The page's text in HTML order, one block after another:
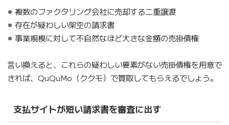
複数のファクタリング会社に売却する二重譲渡
存在が疑わしい架空の請求書
事業規模に対して不自然なほど大きな金額の売掛債権
言い換えると、これらの疑わしい要素がない売掛債権を用意で
きれば、QuQuMo（ククモ）で買取してもらえるでしょう。
支払サイトが短い請求書を審査に出す